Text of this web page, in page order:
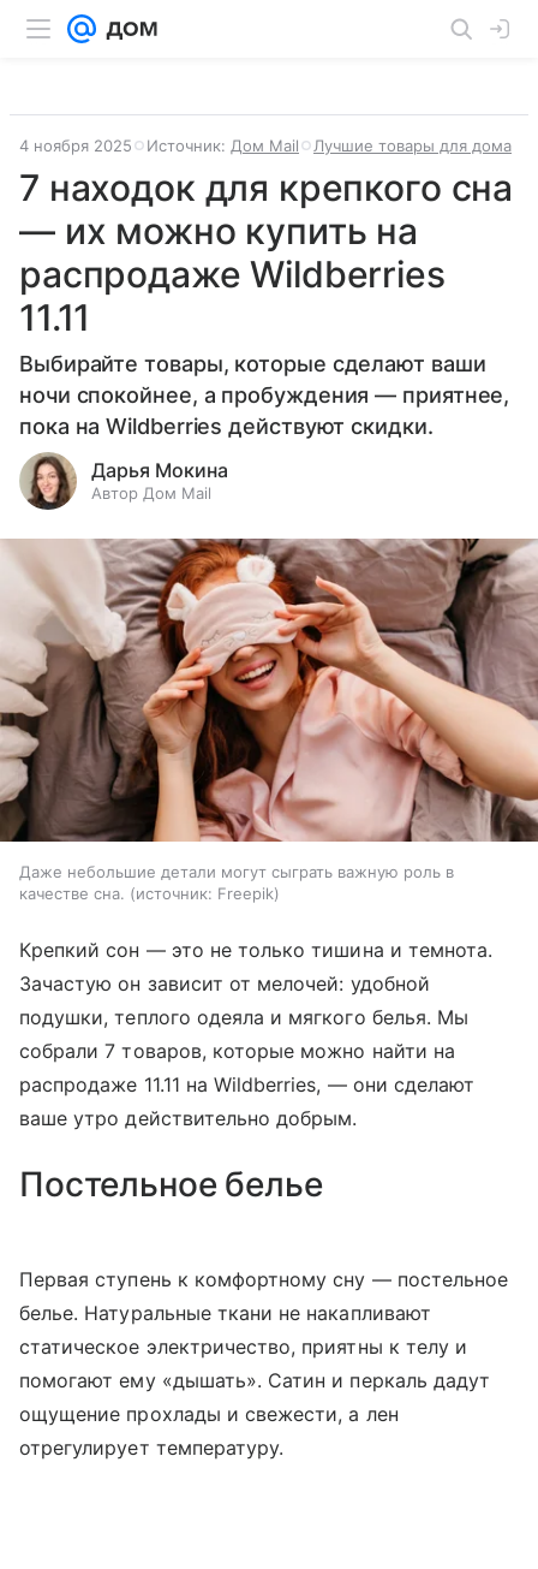
4 ноября 2025 Источник: Дом Mail Лучшие товары для дома
7 находок для крепкого сна
— их можно купить на
распродаже Wildberries
11.11
Выбирайте товары, которые сделают ваши
ночи спокойнее, а пробуждения — приятнее,
пока на Wildberries действуют скидки.
Дарья Мокина
Автор Дом Mail
Даже небольшие детали могут сыграть важную роль в
качестве сна.
источник: Freepik
Крепкий сон — это не только тишина и темнота.
Зачастую он зависит от мелочей: удобной
подушки, теплого одеяла и мягкого белья. Мы
собрали 7 товаров, которые можно найти на
распродаже 11.11 на Wildberries, — они сделают
ваше утро действительно добрым.
Постельное белье
Первая ступень к комфортному сну — постельное
белье. Натуральные ткани не накапливают
статическое электричество, приятны к телу и
помогают ему «дышать». Сатин и перкаль дадут
ощущение прохлады и свежести, а лен
отрегулирует температуру.